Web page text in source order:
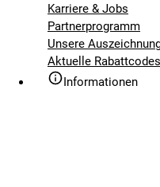
Karriere & Jobs
Partnerprogramm
Unsere
Aktuelle Rabattcodes
Informationen